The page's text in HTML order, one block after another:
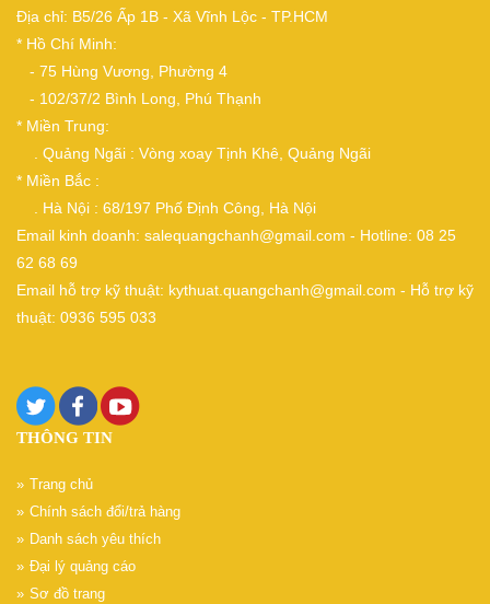
Địa chỉ: B5/26 Ấp 1B - Xã Vĩnh Lộc - TP.HCM
* Hồ Chí Minh:
- 75 Hùng Vương, Phường 4
- 102/37/2 Bình Long, Phú Thạnh
* Miền Trung:
. Quảng Ngãi : Vòng xoay Tịnh Khê, Quảng Ngãi
* Miền Bắc :
. Hà Nội : 68/197 Phố Định Công, Hà Nội
Email kinh doanh: salequangchanh@gmail.com - Hotline: 08 25
62 68 69
Email hỗ trợ kỹ thuật: kythuat.quangchanh@gmail.com - Hỗ trợ kỹ
thuật: 0936 595 033
THÔNG TIN
Trang chủ
Chính sách đổi/trả hàng
Danh sách yêu thích
Đại lý quảng cáo
Sơ đồ trang